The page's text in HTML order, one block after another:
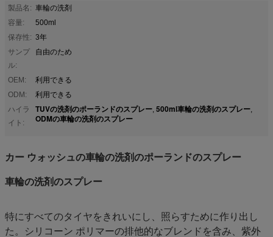
製品名: 車輪の洗剤
容量:
500ml
保存性: 3年
サンプ
ル:
自由のため
OEM:
利用できる
ODM:
利用できる
ハイラ
イト:
TUVの洗剤のポーランドのスプレー, 500ml車輪の洗剤のスプレー,
ODMの車輪の洗剤のスプレー
カー ウォッシュの車輪の洗剤のポーランドのスプレー
車輪の洗剤のスプレー
特にすべてのタイヤをきれいにし、照らすために作り出し
た。シリコーン ポリマーの排他的なブレンドを含み、紫外